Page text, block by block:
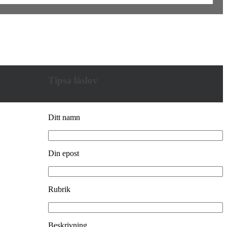
Ditt namn
Din epost
Rubrik
Beskrivning